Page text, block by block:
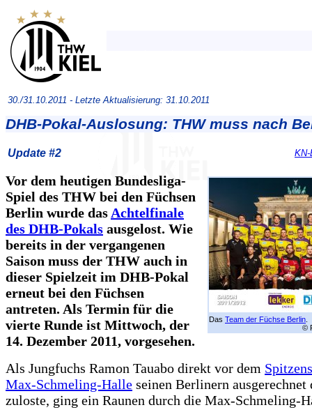
30./31.10.2011 - Letzte Aktualisierung: 31.10.2011
DHB-Pokal-Auslosung: THW muss nach
Update #2
Das Team der Füchse Berlin
©
Vor dem heutigen Bundesliga-
Spiel des THW bei den Füchsen
Berlin wurde das Achtelfinale
des DHB-Pokals ausgelost. Wie
bereits in der vergangenen
Saison muss der THW auch in
dieser Spielzeit im DHB-Pokal
erneut bei den Füchsen
antreten. Als Termin für die
vierte Runde ist Mittwoch, der
14. Dezember 2011, vorgesehen.
Als Jungfuchs Ramon Tauabo direkt vor dem
Max-Schmeling-Halle seinen Berlinern
zuloste, ging ein Raunen durch die Max-Schmeling-